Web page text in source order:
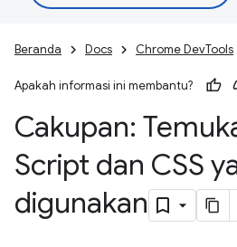
Beranda Docs Chrome DevTools
Apakah informasi ini membantu?
Cakupan:
Script dan CSS
digunakan